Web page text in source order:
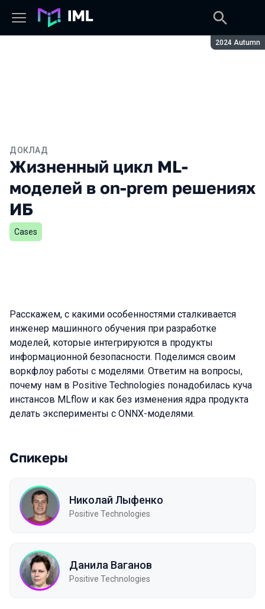
Сезон:
2024 Autumn
ДОКЛАД
Жизненный цикл ML-
моделей в on-prem решениях
ИБ
Cases
Расскажем, с какими особенностями сталкивается
инженер машинного обучения при разработке
моделей, которые интегрируются в продукты
информационной безопасности. Поделимся своим
воркфлоу работы с моделями. Ответим на вопросы,
почему нам в Positive Technologies понадобилась куча
инстансов MLflow и как без изменения ядра продукта
делать эксперименты с ONNX-моделями.
Спикеры
Николай Лыфенко
Positive Technologies
Данила Ваганов
Positive Technologies